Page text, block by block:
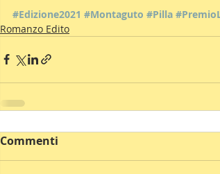
#Edizione2021 #Montaguto #Pilla
Romanzo Edito
Commenti